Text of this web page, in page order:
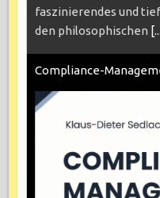
faszinierendes und
den philosophischen
Compliance-